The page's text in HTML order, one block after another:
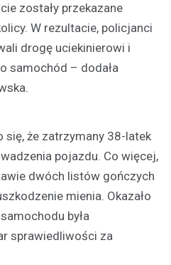
zostały przekazane
W rezultacie, policjanci
drogę uciekinierowi i
samochód – dodała
się, że zatrzymany 38-latek
pojazdu. Co więcej,
dwóch listów gończych
mienia. Okazało
była
sprawiedliwości za